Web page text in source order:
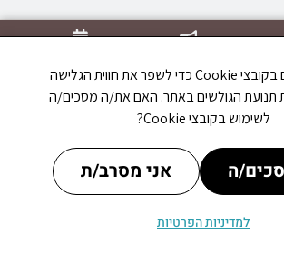
אנו משתמשים בקובצי Cookie כדי לשפר את חווית הגלישה
תנועת הגולשים באתר. האם את/ה מסכים/ה
לשימוש בקובצי Cookie?
ה אני מסרב/ת
למדיניות הפרטיות